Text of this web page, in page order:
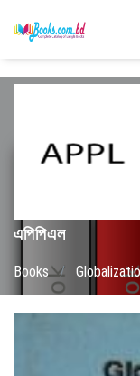
এপিপিএল
Books /